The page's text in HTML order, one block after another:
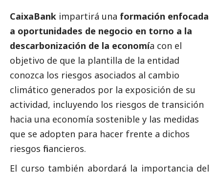
CaixaBank impartirá una formación enfocada
a oportunidades de negocio en torno a la
descarbonización de la economía con el
objetivo de que la plantilla de la entidad
conozca los riesgos asociados al cambio
climático generados por la exposición de su
actividad, incluyendo los riesgos de transición
hacia una economía sostenible y las medidas
que se adopten para hacer frente a dichos
riesgos financieros.
El curso también abordará la importancia del